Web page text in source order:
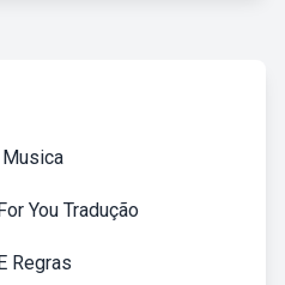
You Tradução
Regras